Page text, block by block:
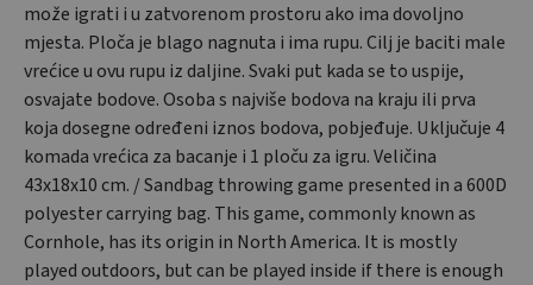
može igrati i u zatvorenom prostoru ako ima dovoljno
mjesta. Ploča je blago nagnuta i ima rupu. Cilj je baciti male
vrećice u ovu rupu iz daljine. Svaki put kada se to uspije,
osvajate bodove. Osoba s najviše bodova na kraju ili prva
koja dosegne određeni iznos bodova, pobjeđuje. Uključuje 4
komada vrećica za bacanje i 1 ploču za igru. Veličina
43x18x10 cm. / Sandbag throwing game presented in a 600D
polyester carrying bag. This game, commonly known as
Cornhole, has its origin in North America. It is mostly
played outdoors, but can be played inside if there is enough